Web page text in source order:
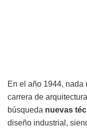
En el año 1944, nada
carrera de
búsqueda nuevas
diseño industrial,